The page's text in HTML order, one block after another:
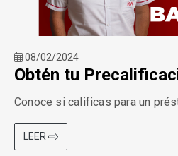
08/02/2024
Obtén tu
Conoce si calificas para un
LEER